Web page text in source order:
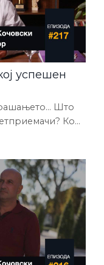
успешен
Што
Кои
овие
веќе не е табу
вешто се
кои ги
в...